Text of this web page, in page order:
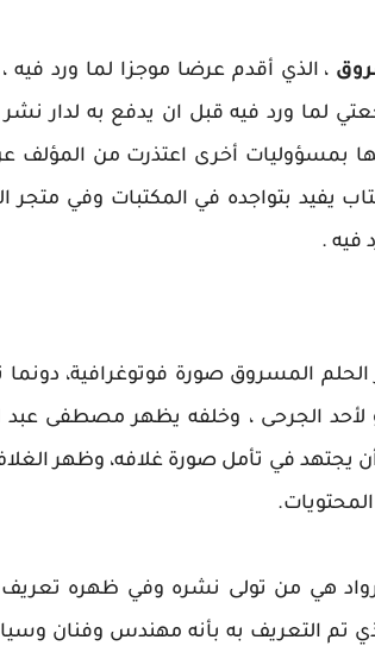
، الذي أقدم عرضا موجزا لما ورد
لما ورد فيه قبل ان يدفع به لدار
بمسؤوليات أخرى اعتذرت من المؤلف
يفيد بتواجده في المكتبات وفي متجر
فيه .
المسروق صورة فوتوغرافية،
لأحد الجرحى ، وخلفه يظهر مصطفى عبد
أن يجتهد في تأمل صورة غلافه، وظهر
هي من تولى نشره وفي ظهره
تم التعريف به بأنه مهندس وفنان